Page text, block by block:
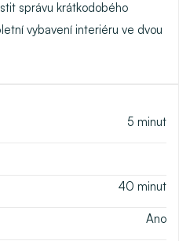
správu krátkodobého
vybavení interiéru ve dvou
5 minut
40 minut
Ano